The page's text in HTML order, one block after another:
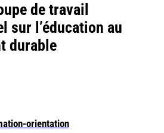
de travail
sur l’éducation au
durable
orientation